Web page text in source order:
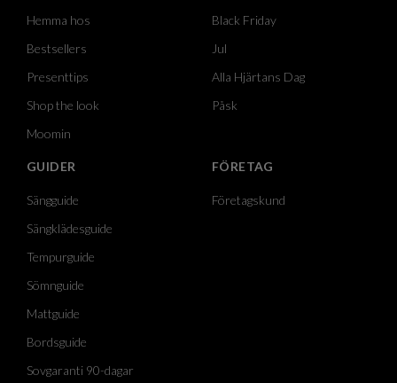
Hemma hos
Bestsellers
Presenttips
Shop the look
Moomin
Black Friday
Jul
Alla Hjärtans Dag
Påsk
GUIDER
Sängguide
Sängklädesguide
Tempurguide
Sömnguide
Mattguide
Bordsguide
Sovgaranti 90-dagar
FÖRETAG
Företagskund